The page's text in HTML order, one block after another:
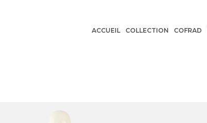
ACCUEIL COLLECTION COFRAD